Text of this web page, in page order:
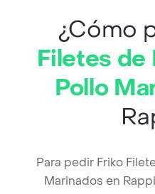
¿Cómo
Filetes de
Pollo
Para pedir Friko
Marinados en